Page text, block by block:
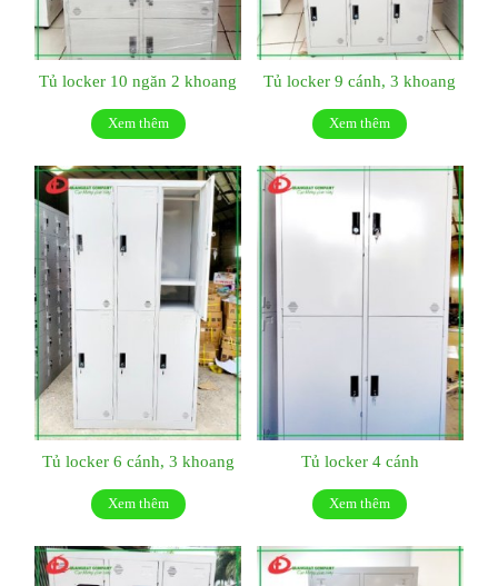
Tủ locker 10 ngăn 2 khoang
Xem thêm
Tủ locker 9 cánh, 3 khoang
Xem thêm
Tủ locker 6 cánh, 3 khoang
Xem thêm
Tủ locker 4 cánh
Xem thêm